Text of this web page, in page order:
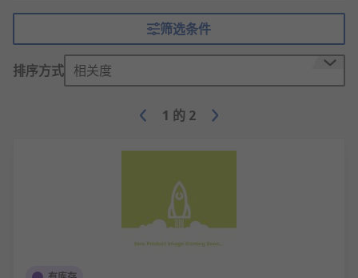
适配性广，可粘接金属、塑料、橡胶、陶瓷等
绝大多数常见材质。
耐候性强，多数型号可在-40℃~150℃稳定工
作，抗老化、抗紫外线。
化速度可按需调整。
环氧树脂密封胶：双组分结构，固化后硬度
筛选条件
排序方式 相关度
1 的 2